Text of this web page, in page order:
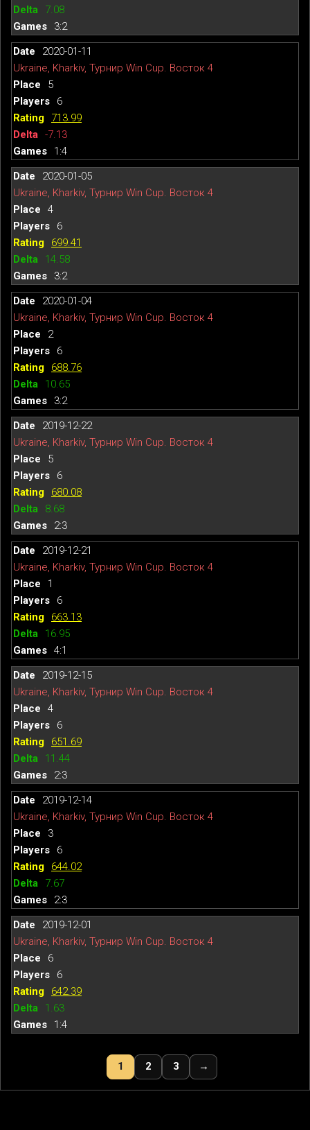
7.08
3:2
2020-01-11
Ukraine, Kharkiv, Турнир Win Cup. Восток 4
5
6
713.99
-7.13
1:4
2020-01-05
Ukraine, Kharkiv, Турнир Win Cup. Восток 4
4
6
699.41
14.58
3:2
2020-01-04
Ukraine, Kharkiv, Турнир Win Cup. Восток 4
2
6
688.76
10.65
3:2
2019-12-22
Ukraine, Kharkiv, Турнир Win Cup. Восток 4
5
6
680.08
8.68
2:3
2019-12-21
Ukraine, Kharkiv, Турнир Win Cup. Восток 4
1
6
663.13
16.95
4:1
2019-12-15
Ukraine, Kharkiv, Турнир Win Cup. Восток 4
4
6
651.69
11.44
2:3
2019-12-14
Ukraine, Kharkiv, Турнир Win Cup. Восток 4
3
6
644.02
7.67
2:3
2019-12-01
Ukraine, Kharkiv, Турнир Win Cup. Восток 4
6
6
642.39
1.63
1:4
1 2 3 →